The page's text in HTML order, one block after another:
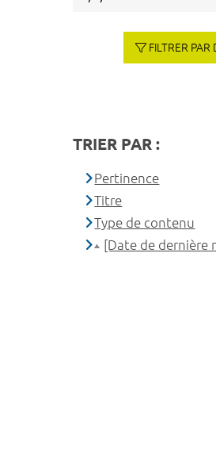
FILTRER PAR
TRIER PAR :
Pertinence
Titre
Type de contenu
[Date de dernière